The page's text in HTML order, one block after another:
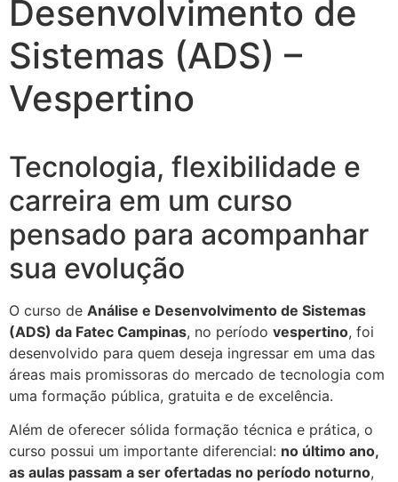
Desenvolvimento de
Sistemas (ADS) –
Vespertino
Tecnologia, flexibilidade e
carreira em um curso
pensado para acompanhar
sua evolução
O curso de Análise e Desenvolvimento de Sistemas
(ADS) da Fatec Campinas, no período vespertino, foi
desenvolvido para quem deseja ingressar em uma das
áreas mais promissoras do mercado de tecnologia com
uma formação pública, gratuita e de excelência.
Além de oferecer sólida formação técnica e prática, o
curso possui um importante diferencial: no último ano,
as aulas passam a ser ofertadas no período noturno,